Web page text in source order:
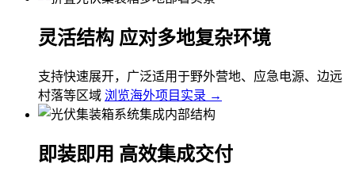
灵活结构 应对多地复杂环境
支持快速展开，广泛适用于野外营地、应急电源、边远
村落等区域 浏览海外项目实录 →
即装即用 高效集成交付